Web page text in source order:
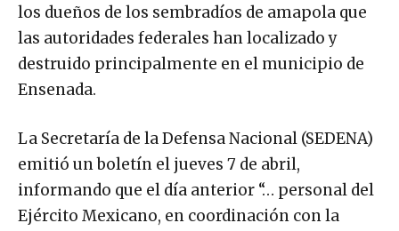
los dueños de los sembradíos de amapola que
las autoridades federales han localizado y
destruido principalmente en el municipio de
Ensenada.
La Secretaría de la Defensa Nacional (SEDENA)
emitió un boletín el jueves 7 de abril,
informando que el día anterior “… personal del
Ejército Mexicano, en coordinación con la